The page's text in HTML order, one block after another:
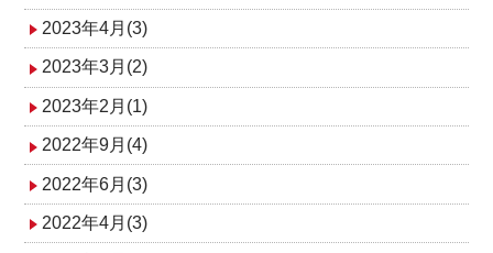
2023年4月(3)
2023年3月(2)
2023年2月(1)
2022年9月(4)
2022年6月(3)
2022年4月(3)